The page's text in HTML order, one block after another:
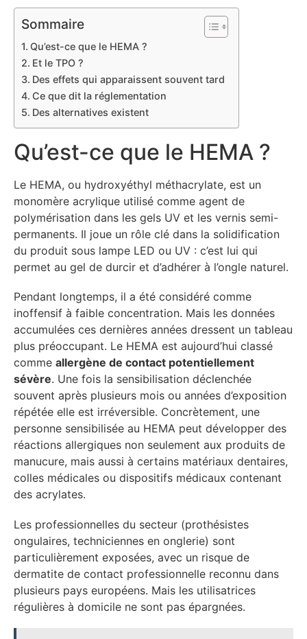
Sommaire
Qu’est-ce que le HEMA ?
Et le TPO ?
Des effets qui apparaissent souvent tard
Ce que dit la réglementation
Des alternatives existent
Qu’est-ce que le HEMA ?
Le HEMA, ou hydroxyéthyl méthacrylate, est un
monomère acrylique utilisé comme agent de
polymérisation dans les gels UV et les vernis semi-
permanents. Il joue un rôle clé dans la solidification
du produit sous lampe LED ou UV : c’est lui qui
permet au gel de durcir et d’adhérer à l’ongle naturel.
Pendant longtemps, il a été considéré comme
inoffensif à faible concentration. Mais les données
accumulées ces dernières années dressent un tableau
plus préoccupant. Le HEMA est aujourd’hui classé
comme allergène de contact potentiellement
sévère. Une fois la sensibilisation déclenchée
souvent après plusieurs mois ou années d’exposition
répétée elle est irréversible. Concrètement, une
personne sensibilisée au HEMA peut développer des
réactions allergiques non seulement aux produits de
manucure, mais aussi à certains matériaux dentaires,
colles médicales ou dispositifs médicaux contenant
des acrylates.
Les professionnelles du secteur (prothésistes
ongulaires, techniciennes en onglerie) sont
particulièrement exposées, avec un risque de
dermatite de contact professionnelle reconnu dans
plusieurs pays européens. Mais les utilisatrices
régulières à domicile ne sont pas épargnées.